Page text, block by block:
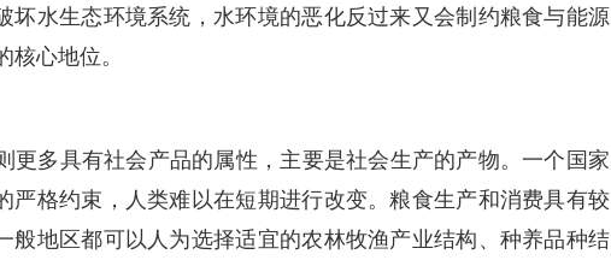
水生态环境系统，水环境的恶化反过来又会制约粮食与能源
核心地位。
更多具有社会产品的属性，主要是社会生产的产物。一个国家
格约束，人类难以在短期进行改变。粮食生产和消费具有较
地区都可以人为选择适宜的农林牧渔产业结构、种养品种结